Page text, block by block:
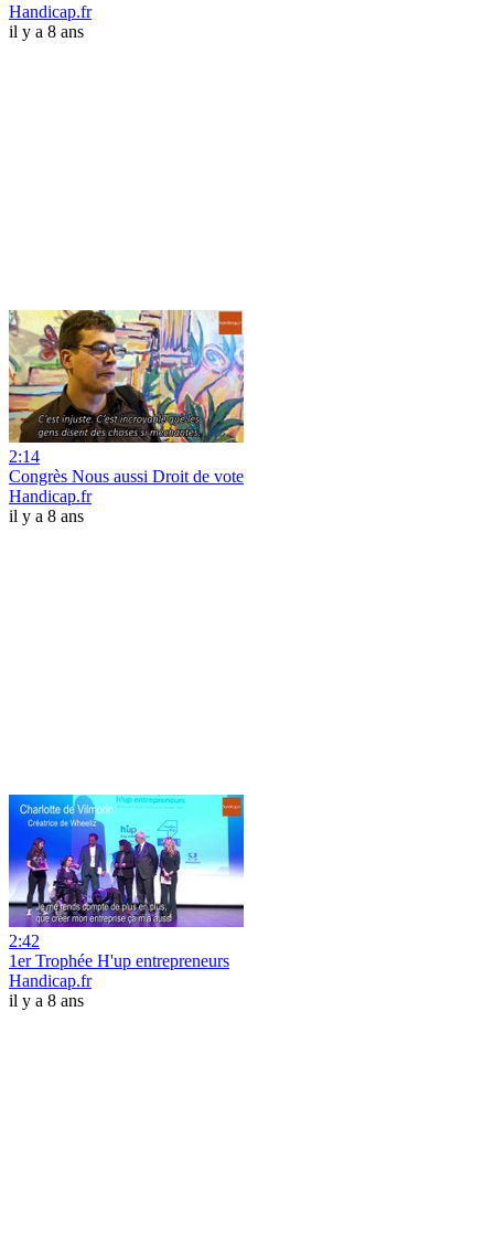
Handicap.fr
il y a 8 ans
2:14
Congrès Nous aussi Droit de vote
Handicap.fr
il y a 8 ans
2:42
1er Trophée H'up entrepreneurs
Handicap.fr
il y a 8 ans